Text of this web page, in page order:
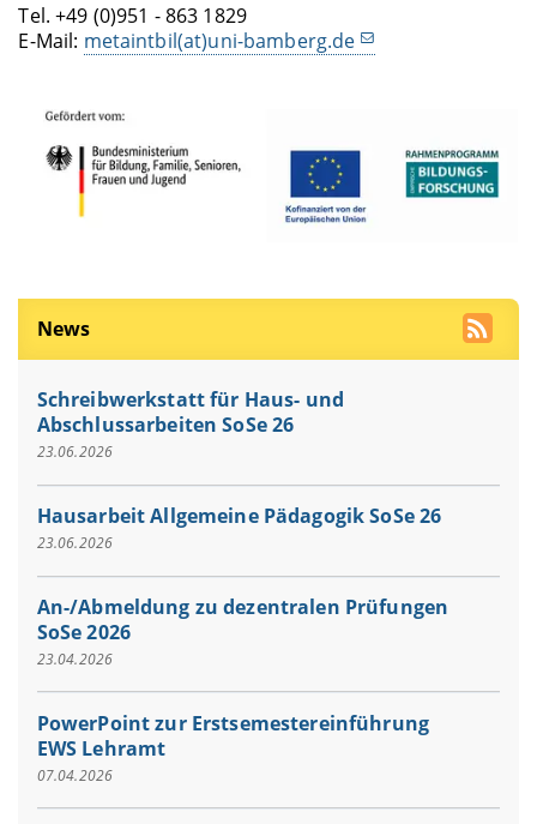
Tel. +49 (0)951 - 863 1829
E-Mail: metaintbil(at)uni-bamberg.de
News
Schreibwerkstatt für Haus- und
Abschlussarbeiten SoSe 26
23.06.2026
Hausarbeit Allgemeine Pädagogik SoSe 26
23.06.2026
An-/Abmeldung zu dezentralen Prüfungen
SoSe 2026
23.04.2026
PowerPoint zur Erstsemestereinführung
EWS Lehramt
07.04.2026